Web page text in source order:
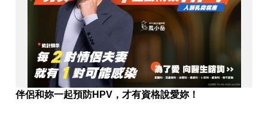
伴侶和妳一起預防HPV，才有資格說愛妳！